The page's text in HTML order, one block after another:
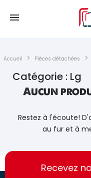
Accueil Pièces détachées
Catégorie : Lg
Aucun
Restez à l'écoute!
au fur et à
https://france-
access.fr
https://france-
access.fr
Recevez